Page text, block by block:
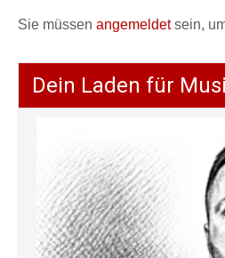
Sie müssen angemeldetsein,
Dein Laden für